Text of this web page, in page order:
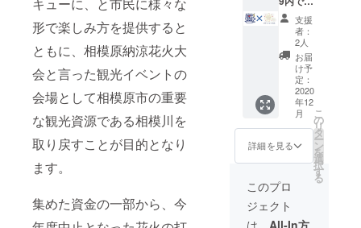
形で楽しみ方を提供すると
ともに、相模原納涼花火大
会と言った観光イベントの
会場として相模原市の重要
な観光資源である相模川を
取り戻すことが目的となり
ます。
集めた資金の一部から、今
程度）
※記念
DVD内
の動画
の購入
者様の
使用の
権利に
関しま
して
利活動
を除
由にお
使いく
ださっ
て構い
さい。
もし本
名を出
された
くない
方は、
ニック
ネーム
でも結
構で
す。ま
た、事
は氏名
の（）
内に社
ジット
および
ホーム
ページ
に掲載
希望の
お名前
を入力
くださ
い。も
し本名
ない方
は、
ニック
ネーム
全な河
川敷＋
花火の
打ち上
げ＋お
礼の
メール
商品券
は田名
地区の
商店で
使用で
きる商
品券と
なりま
す。 使
用でき
メッ
セージ
読み上
げ ●記
念動画
DVD内
クレ
ジット
●2020
特別記
念動画
DVD
●2020
オリジ
ナルタ
オルマ
フラー
支援
者：
2人
お届
け予
定：
2020
年12
月
詳細を見る
こ
の
リ
タ
ー
ン
を
選
択
す
る
このプロ
ジェクト
は、 All-In方